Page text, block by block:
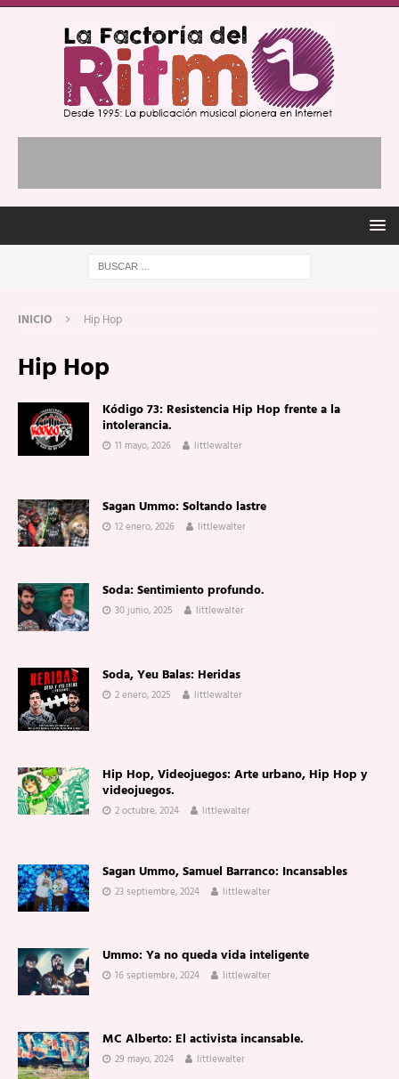
INICIO Hip Hop
Hip Hop
Kódigo 73: Resistencia Hip Hop frente a la
intolerancia.
11 mayo, 2026 littlewalter
Sagan Ummo: Soltando lastre
12 enero, 2026 littlewalter
Soda: Sentimiento profundo.
30 junio, 2025 littlewalter
Soda, Yeu Balas: Heridas
2 enero, 2025 littlewalter
Hip Hop, Videojuegos: Arte urbano, Hip Hop y
videojuegos.
2 octubre, 2024 littlewalter
Sagan Ummo, Samuel Barranco: Incansables
23 septiembre, 2024 littlewalter
Ummo: Ya no queda vida inteligente
16 septiembre, 2024 littlewalter
MC Alberto: El activista incansable.
29 mayo, 2024 littlewalter